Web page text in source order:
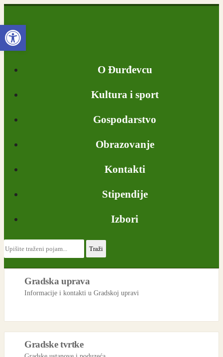
Open toolbar
O Đurđevcu
Kultura i sport
Gospodarstvo
Obrazovanje
Kontakti
Stipendije
Izbori
Gradska uprava
Informacije i kontakti u Gradskoj upravi
Gradske tvrtke